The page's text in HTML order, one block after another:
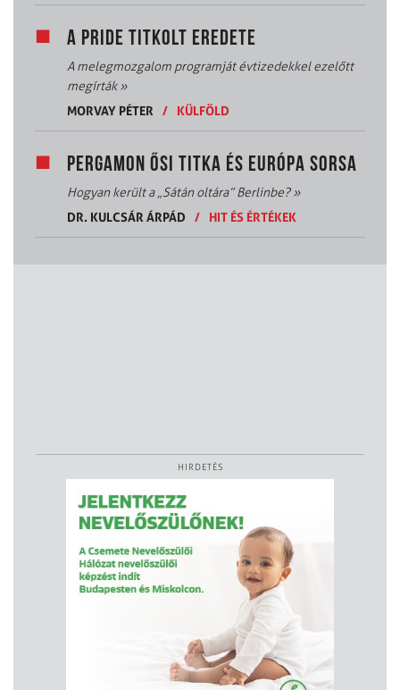
A PRIDE TITKOLT EREDETE
A melegmozgalom programját évtizedekkel ezelőtt
megírták»
MORVAY PÉTER
/ KÜLFÖLD
PERGAMON ŐSI TITKA ÉS EURÓPA SORSA
Hogyan került a „Sátán oltára” Berlinbe?»
DR. KULCSÁR ÁRPÁD
/ HIT ÉS ÉRTÉKEK
HIRDETÉS